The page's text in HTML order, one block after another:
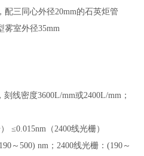
配三同心外径20mm的石英炬管
雾室外径35mm
线密度3600L/mm或2400L/mm；
≤0.015nm（2400线光栅）
～500) nm；2400线光栅：(190～